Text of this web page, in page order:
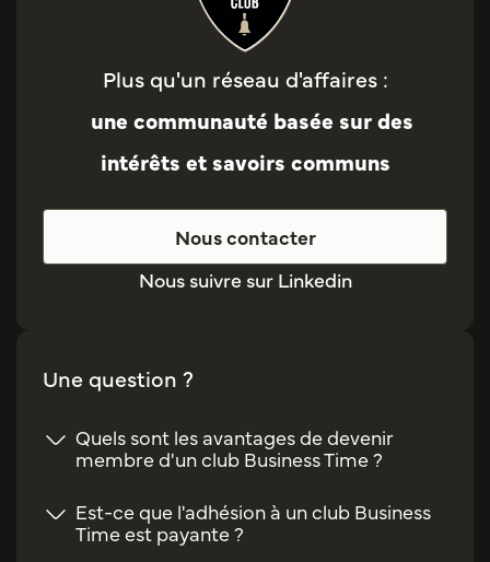
Plus qu'un réseau d'affaires :
une communauté basée sur des
intérêts et savoirs communs
Nous contacter
Nous suivre sur Linkedin
Une question ?
Quels sont les avantages de devenir
membre d'un club Business Time ?
Est-ce que l'adhésion à un club Business
Time est payante ?